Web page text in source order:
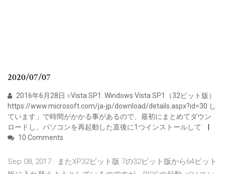
2020/07/07
2016年6月28日 ○Vista SP1. Windows Vista SP1（32ビット版）
https://www.microsoft.com/ja-jp/download/details.aspx?id=30 し
ています」で時間がかかる事があるので、最初にまとめてダウン
ロードし、パソコンを再起動した直後に1つインストールして
10 Comments
Sep 08, 2017 · またXP32ビット版 7の32ビット版から64ビット